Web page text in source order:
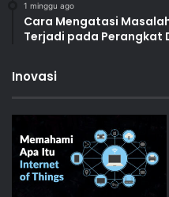
1 minggu ago
Cara Mengatasi
Terjadi pada Perangkat
Inovasi